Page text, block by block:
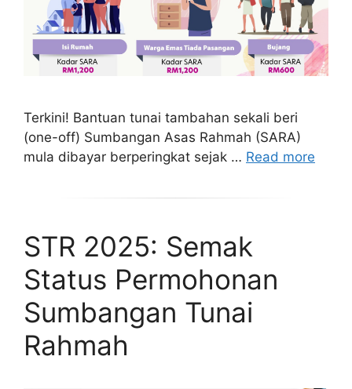
Terkini! Bantuan tunai tambahan sekali beri
(one-off) Sumbangan Asas Rahmah (SARA)
mula dibayar berperingkat sejak … Read more
STR 2025: Semak
Status Permohonan
Sumbangan Tunai
Rahmah